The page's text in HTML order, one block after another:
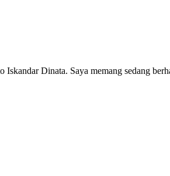
Dinata. Saya memang sedang